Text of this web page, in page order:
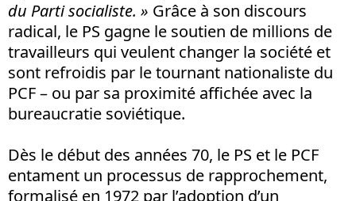
du Parti socialiste. » Grâce à son discours
radical, le PS gagne le soutien de millions de
travailleurs qui veulent changer la société et
sont refroidis par le tournant nationaliste du
PCF – ou par sa proximité affichée avec la
bureaucratie soviétique.
Dès le début des années 70, le PS et le PCF
entament un processus de rapprochement,
formalisé en 1972 par l’adoption d’un